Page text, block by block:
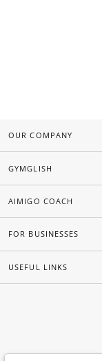
OUR COMPANY
GYMGLISH
AIMIGO COACH
FOR BUSINESSES
USEFUL LINKS